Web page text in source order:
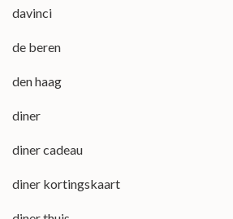
davinci
de beren
den haag
diner
diner cadeau
diner kortingskaart